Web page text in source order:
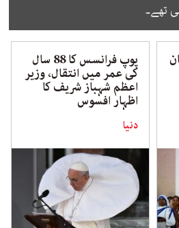
تھے۔
پوپ فرانسس کا 88 سال
کی عمر میں انتقال، وزیر
اعظم شہباز شریف کا
اظہار افسوس
دنیا